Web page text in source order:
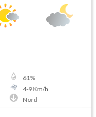
61%
4-9Km/h
Nord